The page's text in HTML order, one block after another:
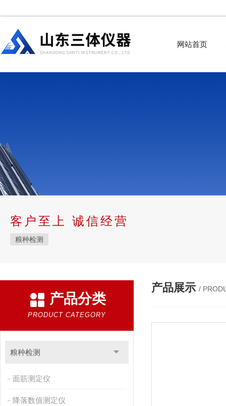
网站首页
客户至上 诚信经营
粮种检测
产品分类
PRODUCT CATEGORY
粮种检测
面筋测定仪
降落数值测定仪
产品展示 /